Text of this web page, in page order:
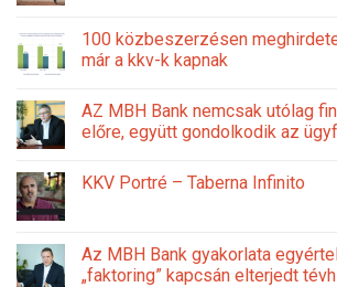
100 közbeszerzésen
már a kkv-k kapnak
AZ MBH Bank nemcsak utólag
előre, együtt gondolkodik az
KKV Portré – Taberna Infinito
Az MBH Bank gyakorlata
„faktoring” kapcsán elterjedt